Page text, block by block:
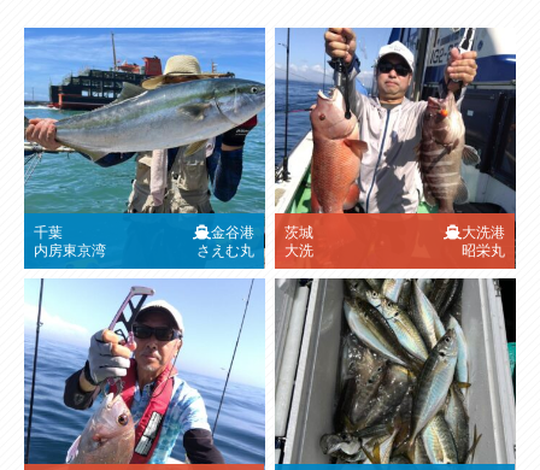
千葉
内房東京湾
金谷港
さえむ丸
茨城
大洗
大洗港
昭栄丸